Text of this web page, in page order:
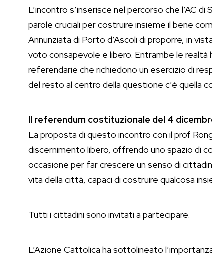
L’incontro s’inserisce nel percorso che l’AC
parole cruciali per costruire insieme il bene
Annunziata di Porto d’Ascoli di proporre, in
voto consapevole e libero. Entrambe le
referendarie che richiedono un esercizio di
del resto al centro della questione c’è quella
Il referendum costituzionale del 4
La proposta di questo incontro con il prof
discernimento libero, offrendo uno spazio di
occasione per far crescere un senso di
vita della città, capaci di costruire qualcosa
Tutti i cittadini sono invitati a partecipare.
L’Azione Cattolica ha sottolineato